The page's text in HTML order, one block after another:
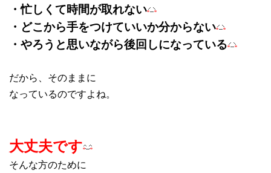
・忙しくて時間が取れない
・どこから手をつけていいか分からない
・やろうと思いながら後回しになっている
だから、そのままに
なっているのですよね。
大丈夫です
そんな方のために